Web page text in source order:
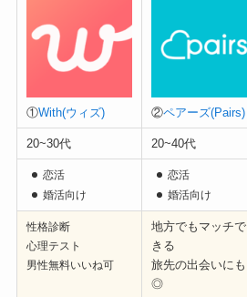
①With(ウィズ) ②ペアーズ(Pairs)
20~30代 20~40代
恋活
婚活向け
恋活
婚活向け
性格診断
心理テスト
男性無料いいね可
地方でもマッチで
きる
旅先の出会いにも
◎